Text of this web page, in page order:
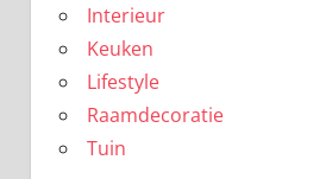
Interieur
Keuken
Lifestyle
Raamdecoratie
Tuin